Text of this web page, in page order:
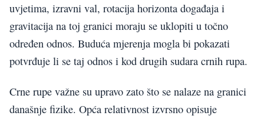
uvjetima, izravni val, rotacija horizonta događaja i
gravitacija na toj granici moraju se uklopiti u točno
određen odnos. Buduća mjerenja mogla bi pokazati
potvrđuje li se taj odnos i kod drugih sudara crnih rupa.
Crne rupe važne su upravo zato što se nalaze na granici
današnje fizike. Opća relativnost izvrsno opisuje